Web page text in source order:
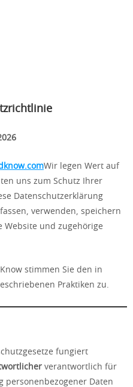
Wir legen Wert auf
uns zum Schutz Ihrer
Datenschutzerklärung
verwenden, speichern
Website und zugehörige
stimmen Sie den in
Praktiken zu.
fungiert
verantwortlich für
personenbezogener Daten